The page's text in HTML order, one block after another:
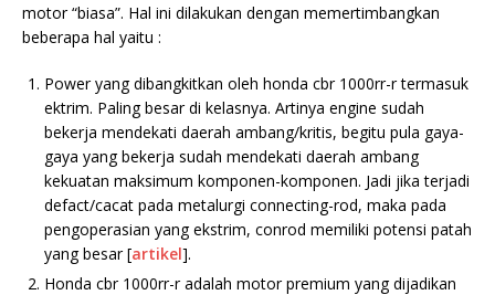
motor “biasa”. Hal ini dilakukan dengan memertimbangkan
beberapa hal yaitu :
Power yang dibangkitkan oleh honda cbr 1000rr-r termasuk
ektrim. Paling besar di kelasnya. Artinya engine sudah
bekerja mendekati daerah ambang/kritis, begitu pula gaya-
gaya yang bekerja sudah mendekati daerah ambang
kekuatan maksimum komponen-komponen. Jadi jika terjadi
defact/cacat pada metalurgi connecting-rod, maka pada
pengoperasian yang ekstrim, conrod memiliki potensi patah
yang besar [artikel].
Honda cbr 1000rr-r adalah motor premium yang dijadikan